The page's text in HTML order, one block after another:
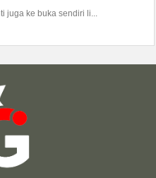
juga ke buka sendiri li...